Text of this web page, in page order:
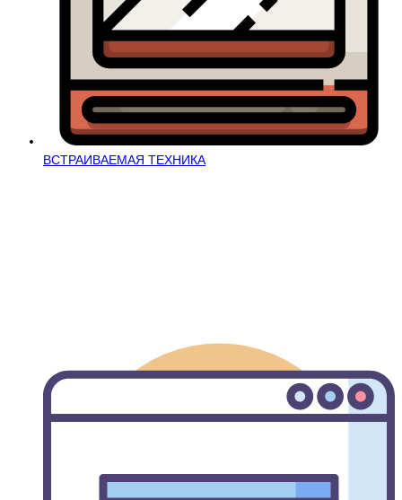
ВСТРАИВАЕМАЯ ТЕХНИКА